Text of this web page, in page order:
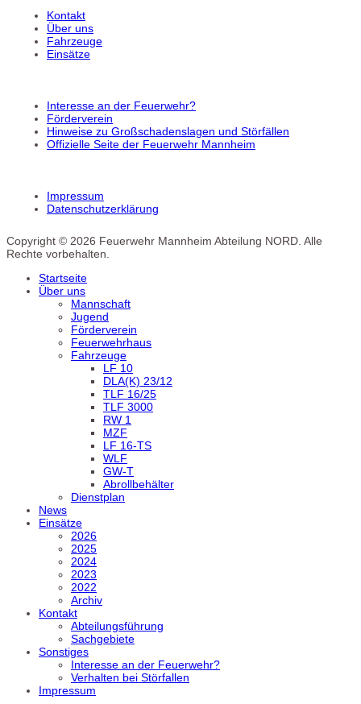
Kontakt
Über uns
Fahrzeuge
Einsätze
Interesse an der Feuerwehr?
Förderverein
Hinweise zu Großschadenslagen und Störfällen
Offizielle Seite der Feuerwehr Mannheim
Impressum
Datenschutzerklärung
Copyright © 2026 Feuerwehr Mannheim Abteilung NORD. Alle
Rechte vorbehalten.
Startseite
Über uns
Mannschaft
Jugend
Förderverein
Feuerwehrhaus
Fahrzeuge
LF 10
DLA(K) 23/12
TLF 16/25
TLF 3000
RW 1
MZF
LF 16-TS
WLF
GW-T
Abrollbehälter
Dienstplan
News
Einsätze
2026
2025
2024
2023
2022
Archiv
Kontakt
Abteilungsführung
Sachgebiete
Sonstiges
Interesse an der Feuerwehr?
Verhalten bei Störfallen
Impressum